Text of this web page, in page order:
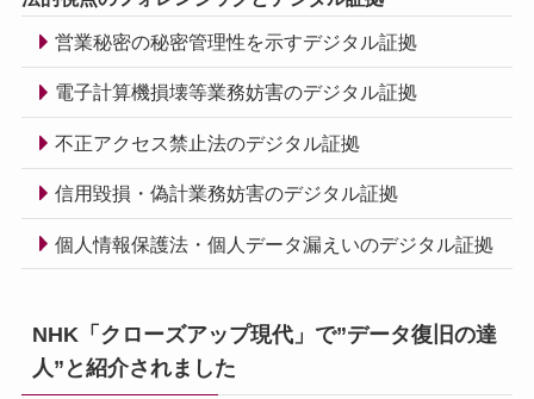
営業秘密の秘密管理性を示すデジタル証拠
電子計算機損壊等業務妨害のデジタル証拠
不正アクセス禁止法のデジタル証拠
信用毀損・偽計業務妨害のデジタル証拠
個人情報保護法・個人データ漏えいのデジタル証拠
NHK「クローズアップ現代」で”データ復旧の達
人”と紹介されました